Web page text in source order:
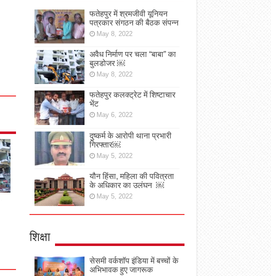
फतेहपुर में श्रमजीवी यूनियन
पत्रकार संगठन की बैठक संपन्न
May 8, 2022
अवैध निर्माण पर चला “बाबा” का
बुलडोजर ￼
May 8, 2022
फतेहपुर कलक्ट्रेट में शिष्टाचार
भेंट
May 6, 2022
दुष्कर्म के आरोपी थाना प्रभारी
गिरफ्तार￼
May 5, 2022
यौन हिंसा, महिला की पवित्रता
के अधिकार का उलंघन ￼
May 5, 2022
शिक्षा
सेसमी वर्कशॉप इंडिया में बच्चों के
अभिभावक हुए जागरूक